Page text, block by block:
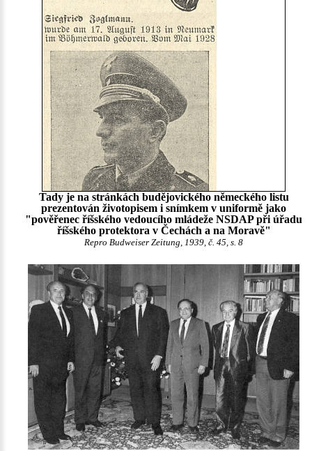
Tady je na stránkách budějovického německého listu
prezentován životopisem i snímkem v uniformě jako
"pověřenec říšského vedoucího mládeže NSDAP při úřadu
říšského protektora v Čechách a na Moravě"
Repro Budweiser Zeitung, 1939, č. 45, s. 8